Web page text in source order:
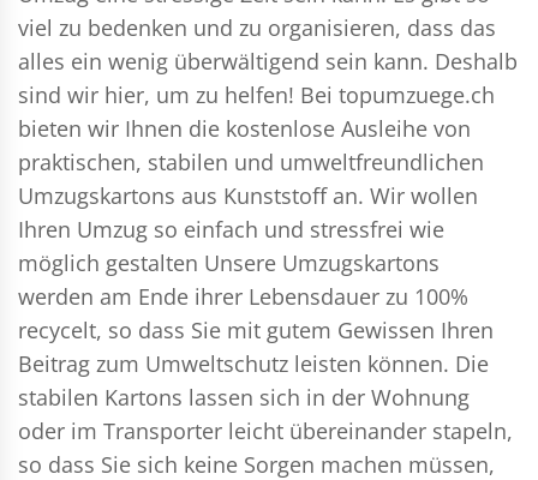
viel zu bedenken und zu organisieren, dass das
alles ein wenig überwältigend sein kann. Deshalb
sind wir hier, um zu helfen! Bei topumzuege.ch
bieten wir Ihnen die kostenlose Ausleihe von
praktischen, stabilen und umweltfreundlichen
Umzugskartons aus Kunststoff an. Wir wollen
Ihren Umzug so einfach und stressfrei wie
möglich gestalten Unsere Umzugskartons
werden am Ende ihrer Lebensdauer zu 100%
recycelt, so dass Sie mit gutem Gewissen Ihren
Beitrag zum Umweltschutz leisten können. Die
stabilen Kartons lassen sich in der Wohnung
oder im Transporter leicht übereinander stapeln,
so dass Sie sich keine Sorgen machen müssen,